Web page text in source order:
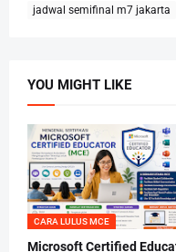
jadwal semifinal m7 jakarta
YOU MIGHT LIKE
CARA LULUS MCE
Microsoft Certified